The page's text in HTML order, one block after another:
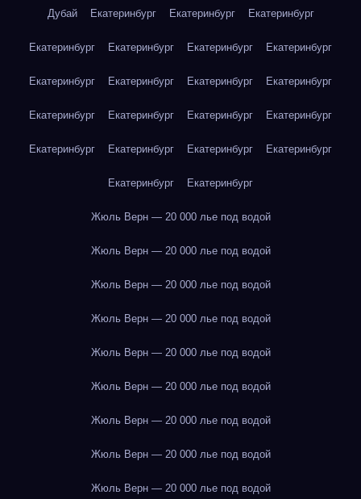
Дубай Екатеринбург Екатеринбург Екатеринбург
Екатеринбург Екатеринбург Екатеринбург Екатеринбург
Екатеринбург Екатеринбург Екатеринбург Екатеринбург
Екатеринбург Екатеринбург Екатеринбург Екатеринбург
Екатеринбург Екатеринбург Екатеринбург Екатеринбург
Екатеринбург Екатеринбург
Жюль Верн — 20 000 лье под водой
Жюль Верн — 20 000 лье под водой
Жюль Верн — 20 000 лье под водой
Жюль Верн — 20 000 лье под водой
Жюль Верн — 20 000 лье под водой
Жюль Верн — 20 000 лье под водой
Жюль Верн — 20 000 лье под водой
Жюль Верн — 20 000 лье под водой
Жюль Верн — 20 000 лье под водой